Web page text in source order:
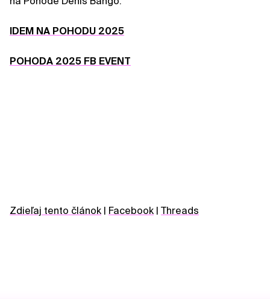
IDEM NA POHODU 2025
POHODA 2025 FB EVENT
Zdieľaj tento článok | Facebook | Threads